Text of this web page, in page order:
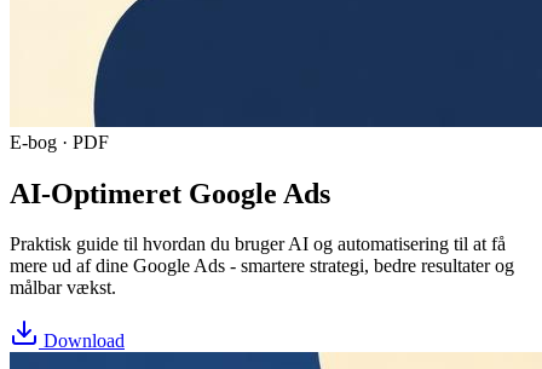
E-bog · PDF
AI-Optimeret Google Ads
Praktisk guide til hvordan du bruger AI og automatisering til at få
mere ud af dine Google Ads - smartere strategi, bedre resultater og
målbar vækst.
Download